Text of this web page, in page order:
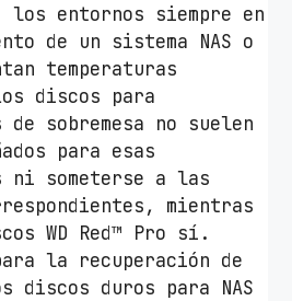
entornos siempre en
de un sistema NAS o
temperaturas
discos para
de sobremesa no suelen
para esas
ni someterse a las
mientras
WD Red™ Pro sí.
la recuperación de
discos duros para NAS